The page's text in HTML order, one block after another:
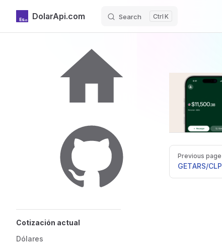
Skip to content
DolarApi.com Search K
Inicio
GitHub
Cotización actual
Dólares
Pager
Previous page
GETARS/CLP